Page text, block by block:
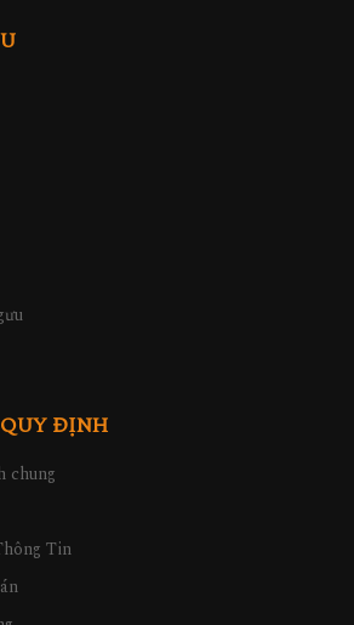
ĐỊNH
chung
Tin